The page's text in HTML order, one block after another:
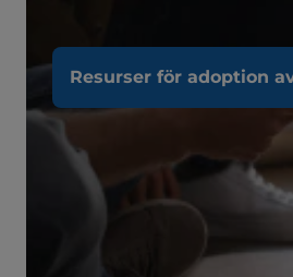
Resurser för adoption